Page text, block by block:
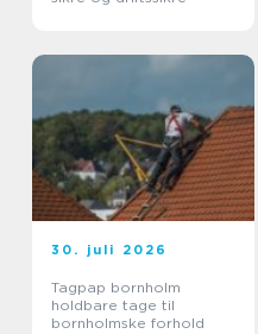
30. juli 2026
Tagpap bornholm
holdbare tage til
bornholmske forhold